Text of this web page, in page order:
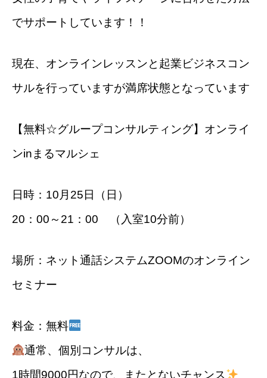
でサポートしています！！
現在、オンラインレッスンと起業ビジネスコン
サルを行っていますが満席状態となっています
【無料☆グループコンサルティング】オンライ
ンinまるマルシェ
日時：10月25日（日）
20：00～21：00 （入室10分前）
場所：ネット通話システムZOOMのオンライン
セミナー
料金：無料
通常、個別コンサルは、
1時間9000円なので、またとないチャンス